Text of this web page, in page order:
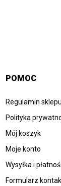
POMOC
Regulamin sklepu
Polityka
Mój koszyk
Moje konto
Wysyłka i
Formularz